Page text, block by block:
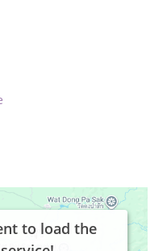
to load the